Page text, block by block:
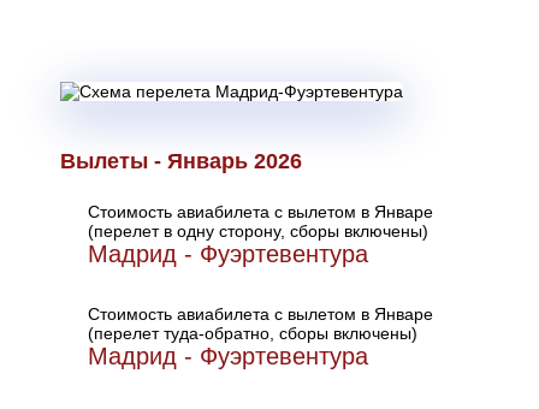
Вылеты - Январь 2026
Стоимость авиабилета с вылетом в Январе
(перелет в одну сторону, сборы включены)
Мадрид - Фуэртевентура
Стоимость авиабилета с вылетом в Январе
(перелет туда-обратно, сборы включены)
Мадрид - Фуэртевентура